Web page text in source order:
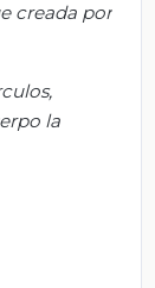
creada por
la